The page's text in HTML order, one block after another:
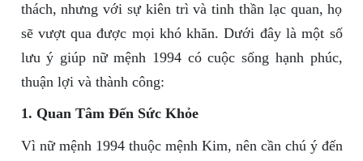
thách, nhưng với sự kiên trì và tinh thần lạc quan, họ
sẽ vượt qua được mọi khó khăn. Dưới đây là một số
lưu ý giúp nữ mệnh 1994 có cuộc sống hạnh phúc,
thuận lợi và thành công:
1. Quan Tâm Đến Sức Khỏe
Vì nữ mệnh 1994 thuộc mệnh Kim, nên cần chú ý đến